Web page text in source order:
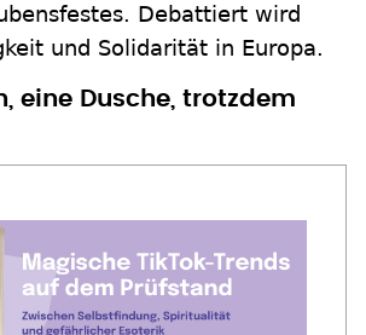
Debattiert wird
und Solidarität in Europa.
eine Dusche, trotzdem